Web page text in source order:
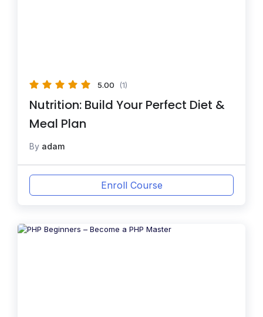
5.00 (1)
Nutrition: Build Your Perfect Diet &
Meal Plan
By adam
Enroll Course